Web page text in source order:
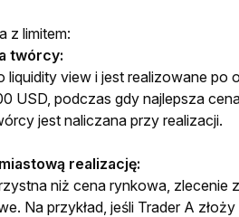
z limitem:
twórcy:
liquidity view i jest realizowane po
USD, podczas gdy najlepsza
jest naliczana przy realizacji.
realizację:
niż cena rynkowa, zlecenie
Na przykład, jeśli Trader A